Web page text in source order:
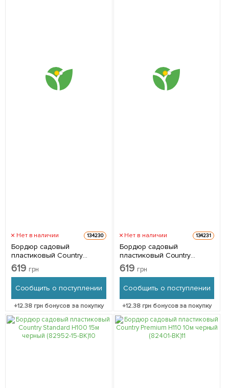
Нет в наличии 134230
Бордюр садовый
пластиковый Country
Standard H100 15м зеленый
(82952-15-GN)
619 грн
Сообщить о поступлении
+12.38грн бонусов за покупку
Нет в наличии 134231
Бордюр садовый
пластиковый Country
Standard H100 15м
коричневый (82952-15-BN)
619 грн
Сообщить о поступлении
+12.38грн бонусов за покупку